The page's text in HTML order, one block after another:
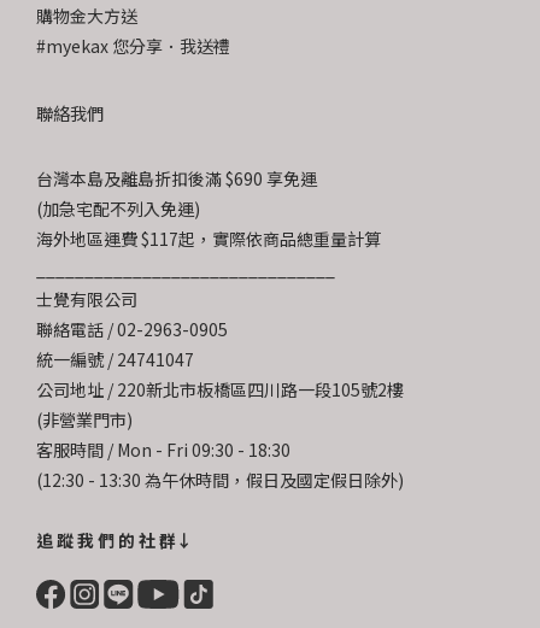
購物金大方送
#myekax 您分享．我送禮
聯絡我們
台灣本島及離島折扣後滿 $690 享免運
(加急宅配不列入免運)
海外地區運費 $117起，實際依商品總重量計算
士覺有限公司
聯絡電話 / 02-2963-0905
統一編號 / 24741047
公司地址 / 220新北市板橋區四川路一段105號2樓
(非營業門市)
客服時間 / Mon - Fri 09:30 - 18:30
(12:30 - 13:30 為午休時間，假日及國定假日除外)
追 蹤 我 們 的 社 群↓